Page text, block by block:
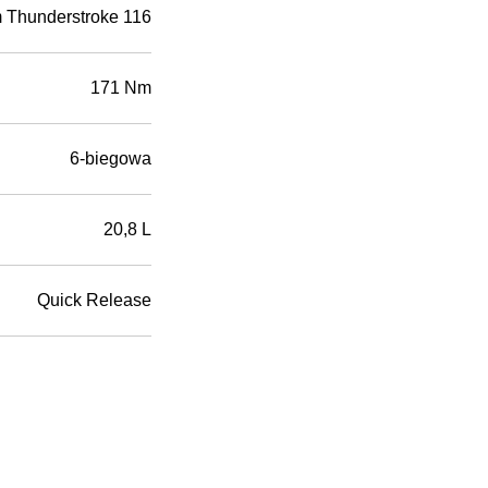
Thunderstroke 116
171 Nm
6-biegowa
20,8 L
Quick Release